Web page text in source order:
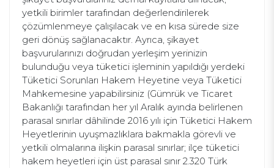
yetkili birimler tarafından değerlendirilerek
çözümlenmeye çalışılacak ve en kısa sürede size
geri dönüş sağlanacaktır. Ayrıca, şikayet
başvurularınızı doğrudan yerleşim yerinizin
bulunduğu veya tüketici işleminin yapıldığı yerdeki
Tüketici Sorunları Hakem Heyetine veya Tüketici
Mahkemesine yapabilirsiniz (Gümrük ve Ticaret
Bakanlığı tarafından her yıl Aralık ayında belirlenen
parasal sınırlar dâhilinde 2016 yılı için Tüketici Hakem
Heyetlerinin uyuşmazlıklara bakmakla görevli ve
yetkili olmalarına ilişkin parasal sınırlar; ilçe tüketici
hakem heyetleri için üst parasal sınır 2.320 Türk